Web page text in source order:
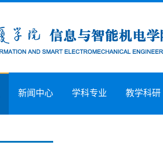
新闻中心 学科专业 教学科研